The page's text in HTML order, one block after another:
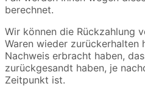
berechnet.
Wir können die Rückzahlung
Waren wieder zurückerhalten
Nachweis erbracht haben,
zurückgesandt haben, je
Zeitpunkt ist.